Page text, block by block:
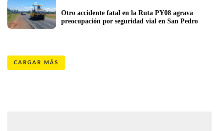
Otro accidente fatal en la Ruta PY08 agrava
preocupación por seguridad vial en San Pedro
CARGAR MÁS